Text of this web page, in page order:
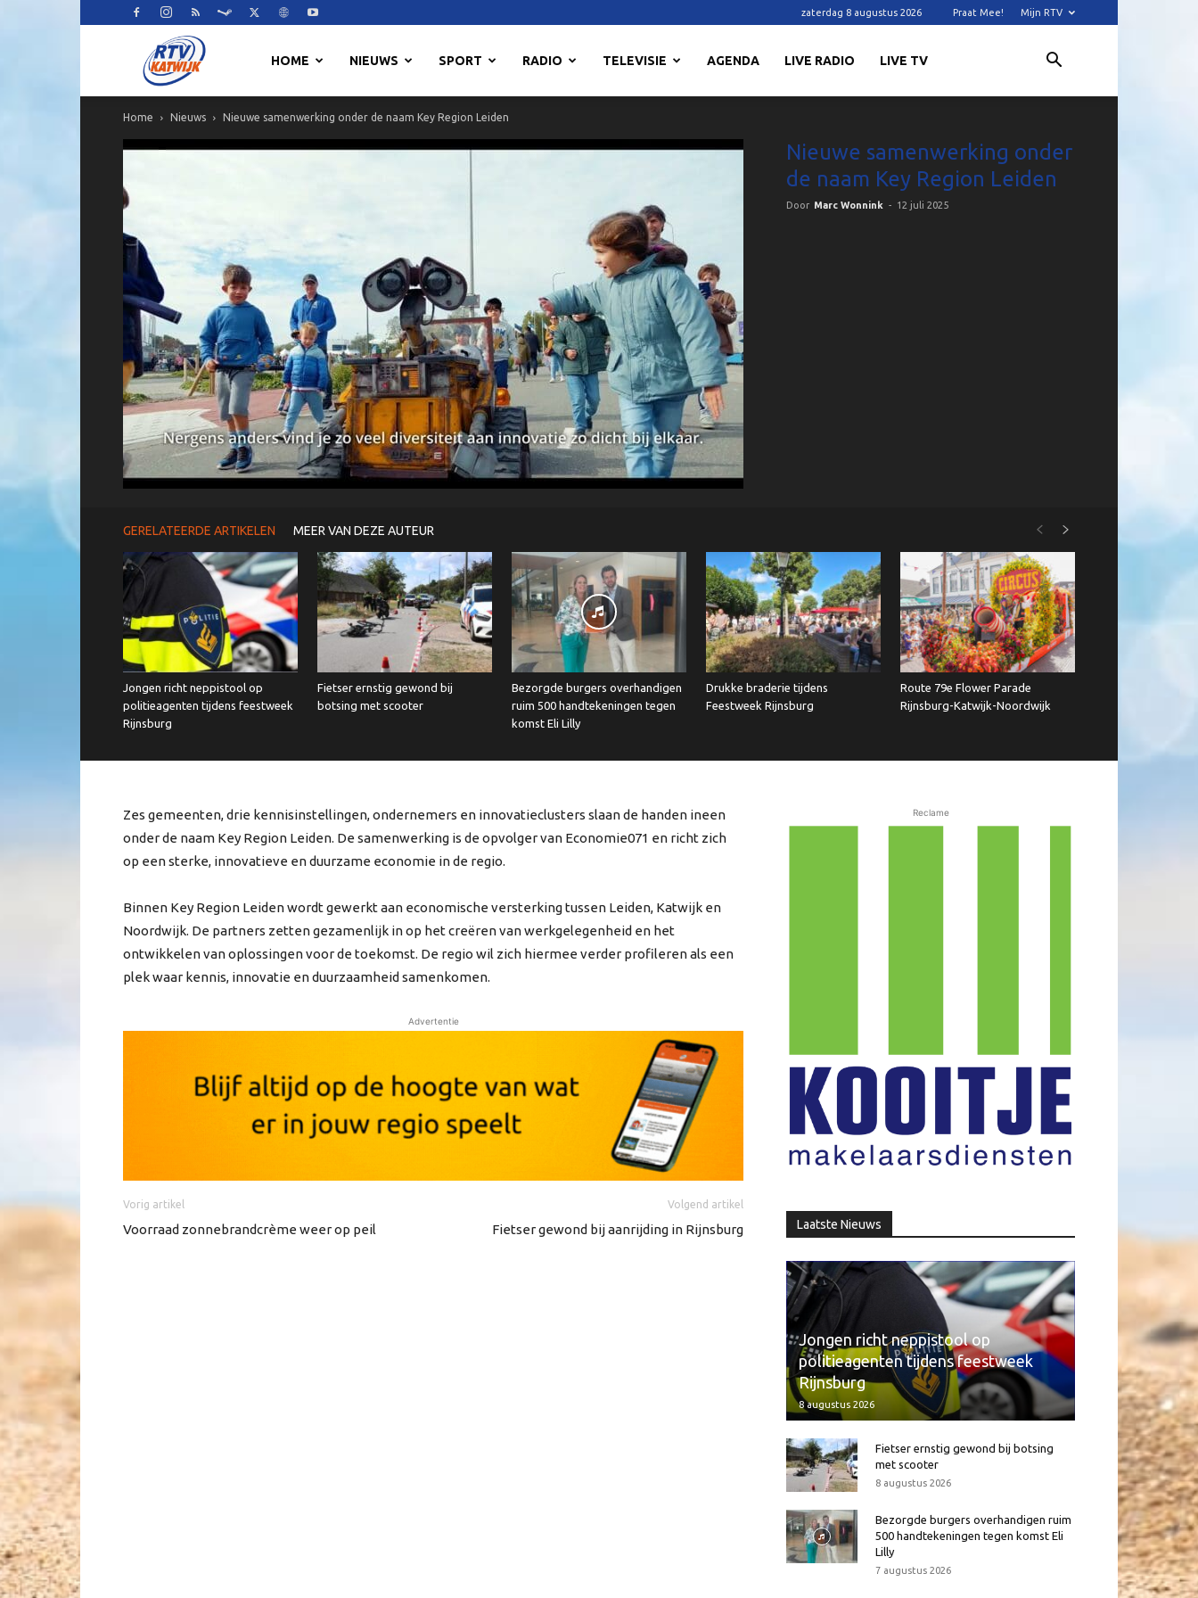
zaterdag 8 augustus 2026 Praat Mee! Mijn RTV
HOME NIEUWS SPORT RADIO TELEVISIE AGENDA LIVE RADIO LIVE TV
Home Nieuws Nieuwe samenwerking onder de naam Key Region Leiden
Nieuwe samenwerking onder
de naam Key Region Leiden
Door Marc Wonnink - 12 juli 2025
GERELATEERDE ARTIKELEN MEER VAN DEZE AUTEUR
Jongen richt neppistool op
politieagenten tijdens feestweek
Rijnsburg
Fietser ernstig gewond bij
botsing met scooter
Bezorgde burgers overhandigen
ruim 500 handtekeningen tegen
komst Eli Lilly
Drukke braderie tijdens
Feestweek Rijnsburg
Route 79e Flower Parade
Rijnsburg-Katwijk-Noordwijk
Zes gemeenten, drie kennisinstellingen, ondernemers en innovatieclusters slaan de handen ineen
onder de naam Key Region Leiden. De samenwerking is de opvolger van Economie071 en richt zich
op een sterke, innovatieve en duurzame economie in de regio.
Binnen Key Region Leiden wordt gewerkt aan economische versterking tussen Leiden, Katwijk en
Noordwijk. De partners zetten gezamenlijk in op het creëren van werkgelegenheid en het
ontwikkelen van oplossingen voor de toekomst. De regio wil zich hiermee verder profileren als een
plek waar kennis, innovatie en duurzaamheid samenkomen.
Advertentie
Vorig artikel
Voorraad zonnebrandcrème weer op peil
Volgend artikel
Fietser gewond bij aanrijding in Rijnsburg
Reclame
Laatste Nieuws
Jongen richt neppistool op
politieagenten tijdens feestweek
Rijnsburg
8 augustus 2026
Fietser ernstig gewond bij botsing
met scooter
8 augustus 2026
Bezorgde burgers overhandigen ruim
500 handtekeningen tegen komst Eli
Lilly
7 augustus 2026